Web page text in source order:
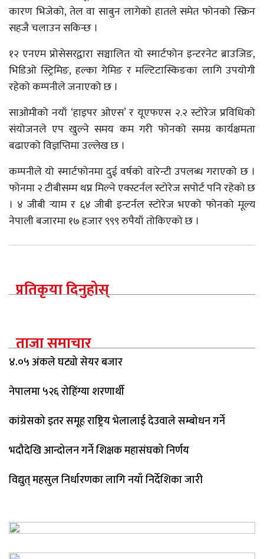
कारण भिजेको, तेल वा साबुन लागेको हातले समेत फोनको स्क्रिन
सहजै चलाउन सकिन्छ ।
१२ एनएम प्रोसेसरद्वारा सञ्चालित यो स्मार्टफोन इन्टरनेट ब्राउजिङ,
भिडिओ स्ट्रिमिङ, हल्का गेमिङ र मल्टिटास्किङका लागि उपयोगी
रहेको कम्पनीले जनाएको छ ।
साओमीको नयाँ ‘हाइपर ओएस’ र यूएफएस २.२ स्टोरेज प्रविधिको
संयोजनले एप खुल्ने समय कम गरी फोनको समग्र कार्यक्षमता
बढाएको विज्ञप्तिमा उल्लेख छ ।
कम्पनीले यो स्मार्टफोनमा दुई वर्षको वारेन्टी उपलब्ध गराएको छ ।
फोनमा २ टीबीसम्म थप्न मिल्ने एक्स्टर्नल स्टोरेज सपोर्ट पनि रहेको छ
। ४ जीबी र्‍याम र ६४ जीबी इन्टर्नल स्टोरेज भएको फोनको मूल्य
नेपाली बजारमा १७ हजार ९९९ रुपैयाँ तोकिएको छ ।
प्रतिकृया दिनुहोस्
ताजा समाचार
४.०५ अंकले घट्यो सेयर बजार
नेपालमा ५२६ रोहिंग्या शरणार्थी
कांग्रेसको इतर समूह राष्ट्रिय भेलालाई देउवाले सम्बोधन गर्ने
भदौदेखि आन्दोलन गर्ने शिक्षक महासंघको निर्णय
विद्युत् महसुल निर्धारणका लागि नयाँ निर्देशिका जारी